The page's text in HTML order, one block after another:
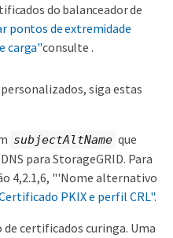
do balanceador de
pontos de extremidade
carga"consulte .
siga estas
subjectAltName que
para StorageGRID. Para
4,2.1,6, "'Nome alternativo
PKIX e perfil CRL".
certificados curinga. Uma